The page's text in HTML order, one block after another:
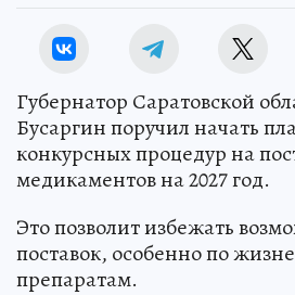
Губернатор Саратовской
Бусаргин поручил начать
конкурсных процедур на
медикаментов на 2027 год.
Это позволит избежать
поставок, особенно по
препаратам.